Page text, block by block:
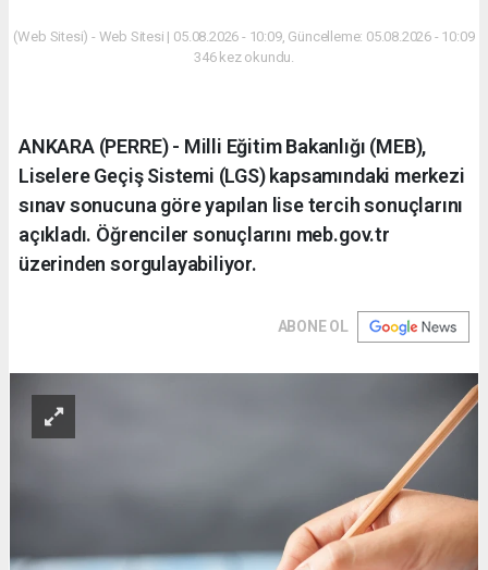
(Web Sitesi) - Web Sitesi | 05.08.2026 - 10:09, Güncelleme: 05.08.2026 - 10:09
346 kez okundu.
ANKARA (PERRE) - Milli Eğitim Bakanlığı (MEB),
Liselere Geçiş Sistemi (LGS) kapsamındaki merkezi
sınav sonucuna göre yapılan lise tercih sonuçlarını
açıkladı. Öğrenciler sonuçlarını meb.gov.tr
üzerinden sorgulayabiliyor.
ABONE OL